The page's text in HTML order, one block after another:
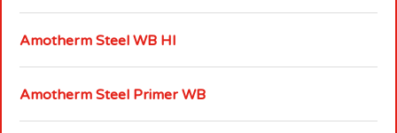
Amotherm Steel WB HI
Amotherm Steel Primer WB